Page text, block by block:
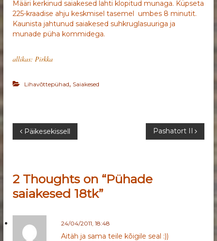
Määri kerkinud saiakesed lahti klopitud munaga. Küpseta
225-kraadise ahju keskmisel tasemel umbes 8 minutit.
Kaunista jahtunud saiakesed suhkruglasuuriga ja
munade püha kommidega.
allikas: Pirkka
Lihavõttepühad, Saiakesed
N
v
i
g
Päikesekissell Pashatort II
2 Thoughts on “Pühade
saiakesed 18tk”
24/04/2011, 18:48
Aitäh ja sama teile kõigile seal :))